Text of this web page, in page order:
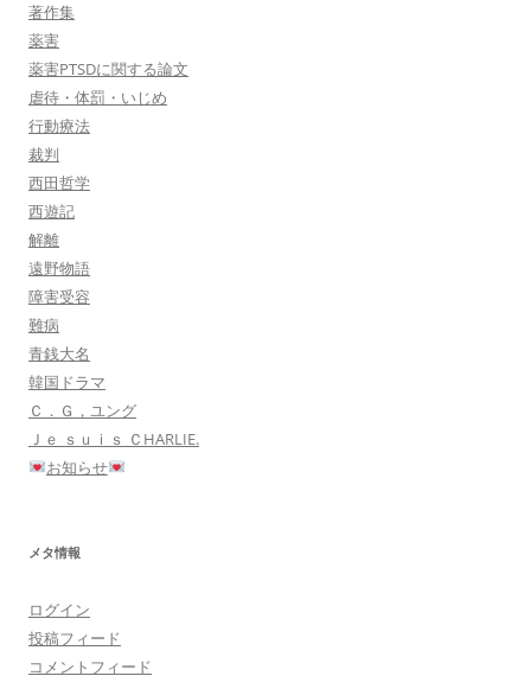
著作集
薬害
薬害PTSDに関する論文
虐待・体罰・いじめ
行動療法
裁判
西田哲学
西遊記
解離
遠野物語
障害受容
難病
青銭大名
韓国ドラマ
Ｃ．Ｇ，ユング
Ｊｅ ｓｕｉｓ ＣHARLIE.
お知らせ
メタ情報
ログイン
投稿フィード
コメントフィード